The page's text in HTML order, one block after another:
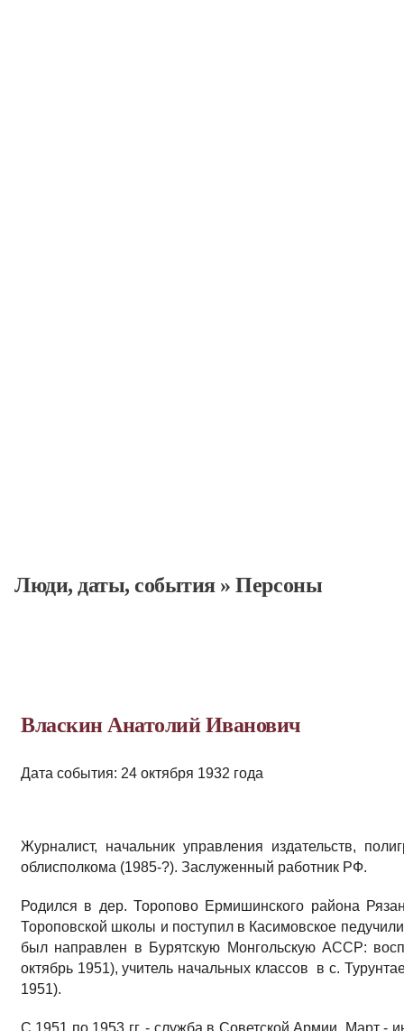
Люди, даты, cобытия»Персоны
Власкин Анатолий Иванович
Дата события: 24 октября 1932 года
Журналист, начальник управления издательств,
облисполкома (1985-?). Заслуженный работник РФ.
Родился в дер. Торопово Ермишинского района
Тороповской школы и поступил в Касимовское
был направлен в Бурятскую Монгольскую АССР:
октябрь 1951), учитель начальных классов в с.
1951).